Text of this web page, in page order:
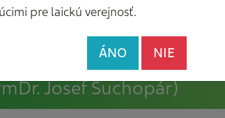
Josef Suchopár)
pre laickú verejnosť.
ÁNO NIE